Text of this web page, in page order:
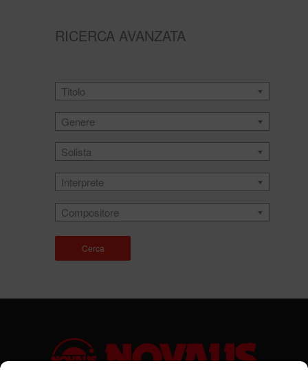
RICERCA AVANZATA
Titolo
Genere
Solista
Interprete
Compositore
Cerca